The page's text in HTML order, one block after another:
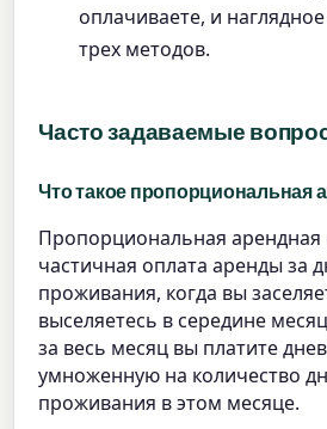
оплачиваете, и
трех методов.
Часто задаваемые
Что такое пропорциональная
Пропорциональная арендная
частичная оплата аренды за
проживания, когда вы
выселяетесь в середине
за весь месяц вы платите
умноженную на количество
проживания в этом месяце.